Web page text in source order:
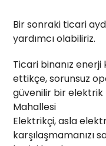
Bir sonraki ticari
yardımcı olabiliriz.
Ticari binanız enerji
ettikçe, sorunsuz
güvenilir bir
Mahallesi
Elektrikçi, asla
karşılaşmamanızı